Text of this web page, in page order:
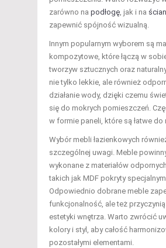
zarówno na podłogę, jak i na
zapewnić spójność wizualną.
Innym popularnym wyborem są
kompozytowe, które łączą w
tworzyw sztucznych oraz
nie tylko lekkie, ale również
działanie wody, dzięki czemu
się do mokrych pomieszczeń.
w formie paneli, które są łatwe do
Wybór mebli łazienkowych
szczególnej uwagi. Meble
wykonane z materiałów
takich jak MDF pokryty
Odpowiednio dobrane meble
funkcjonalność, ale też
estetyki wnętrza. Warto zwrócić
kolory i styl, aby całość
pozostałymi elementami.